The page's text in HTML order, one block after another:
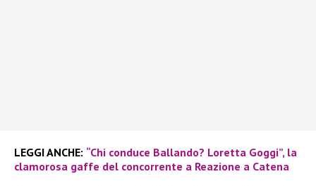
LEGGI ANCHE: “Chi conduce Ballando? Loretta Goggi”, la
clamorosa gaffe del concorrente a Reazione a Catena